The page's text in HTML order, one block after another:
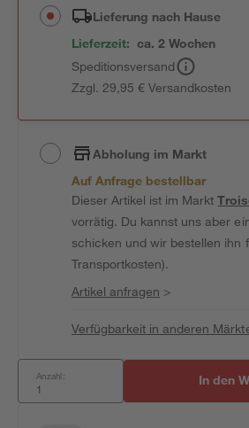
Lieferung nach Hause
Lieferzeit: ca. 2 Wochen
Speditionsversand
Zzgl. 29,95 € Versandkosten
Abholung im Markt
Auf Anfrage bestellbar
Dieser Artikel ist im Markt
vorrätig. Du kannst uns aber
schicken und wir bestellen ihn
Transportkosten).
Artikel anfragen >
Verfügbarkeit in anderen
Anzahl: In den